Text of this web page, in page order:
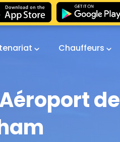
Chauffeurs
de